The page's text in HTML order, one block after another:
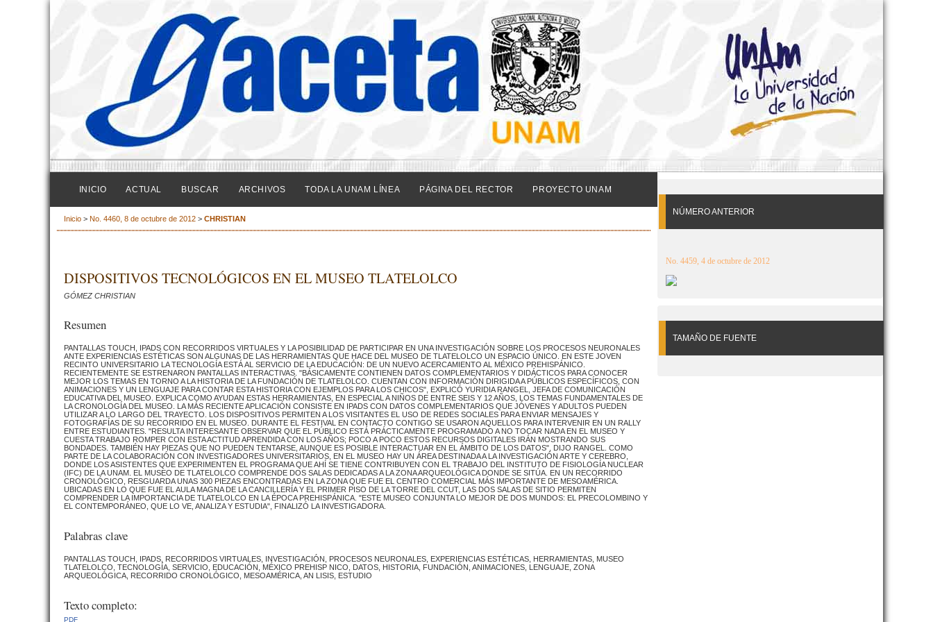
NÚMERO ANTERIOR
No. 4459, 4 de octubre de 2012
TAMAÑO DE FUENTE
INICIO ACTUAL BUSCAR ARCHIVOS TODA LA UNAM LÍNEA PÁGINA DEL RECTOR PROYECTO UNAM
Inicio > No. 4460, 8 de octubre de 2012 > CHRISTIAN
DISPOSITIVOS TECNOLÓGICOS EN EL MUSEO TLATELOLCO
GÓMEZ CHRISTIAN
Resumen
PANTALLAS TOUCH, IPADS CON RECORRIDOS VIRTUALES Y LA POSIBILIDAD DE PARTICIPAR EN UNA INVESTIGACIÓN SOBRE LOS PROCESOS NEURONALES
ANTE EXPERIENCIAS ESTÉTICAS SON ALGUNAS DE LAS HERRAMIENTAS QUE HACE DEL MUSEO DE TLATELOLCO UN ESPACIO ÚNICO. EN ESTE JOVEN
RECINTO UNIVERSITARIO LA TECNOLOGÍA ESTÁ AL SERVICIO DE LA EDUCACIÓN: DE UN NUEVO ACERCAMIENTO AL MÉXICO PREHISPÁNICO.
RECIENTEMENTE SE ESTRENARON PANTALLAS INTERACTIVAS. "BÁSICAMENTE CONTIENEN DATOS COMPLEMENTARIOS Y DIDÁCTICOS PARA CONOCER
MEJOR LOS TEMAS EN TORNO A LA HISTORIA DE LA FUNDACIÓN DE TLATELOLCO. CUENTAN CON INFORMACIÓN DIRIGIDA A PÚBLICOS ESPECÍFICOS, CON
ANIMACIONES Y UN LENGUAJE PARA CONTAR ESTA HISTORIA CON EJEMPLOS PARA LOS CHICOS", EXPLICÓ YURIDIA RANGEL, JEFA DE COMUNICACIÓN
EDUCATIVA DEL MUSEO. EXPLICA COMO AYUDAN ESTAS HERRAMIENTAS, EN ESPECIAL A NIÑOS DE ENTRE SEIS Y 12 AÑOS, LOS TEMAS FUNDAMENTALES DE
LA CRONOLOGÍA DEL MUSEO. LA MÁS RECIENTE APLICACIÓN CONSISTE EN IPADS CON DATOS COMPLEMENTARIOS QUE JÓVENES Y ADULTOS PUEDEN
UTILIZAR A LO LARGO DEL TRAYECTO. LOS DISPOSITIVOS PERMITEN A LOS VISITANTES EL USO DE REDES SOCIALES PARA ENVIAR MENSAJES Y
FOTOGRAFÍAS DE SU RECORRIDO EN EL MUSEO. DURANTE EL FESTIVAL EN CONTACTO CONTIGO SE USARON AQUELLOS PARA INTERVENIR EN UN RALLY
ENTRE ESTUDIANTES. "RESULTA INTERESANTE OBSERVAR QUE EL PÚBLICO ESTÁ PRÁCTICAMENTE PROGRAMADO A NO TOCAR NADA EN EL MUSEO Y
CUESTA TRABAJO ROMPER CON ESTA ACTITUD APRENDIDA CON LOS AÑOS; POCO A POCO ESTOS RECURSOS DIGITALES IRÁN MOSTRANDO SUS
BONDADES. TAMBIÉN HAY PIEZAS QUE NO PUEDEN TENTARSE, AUNQUE ES POSIBLE INTERACTUAR EN EL ÁMBITO DE LOS DATOS", DIJO RANGEL. COMO
PARTE DE LA COLABORACIÓN CON INVESTIGADORES UNIVERSITARIOS, EN EL MUSEO HAY UN ÁREA DESTINADA A LA INVESTIGACIÓN ARTE Y CEREBRO,
DONDE LOS ASISTENTES QUE EXPERIMENTEN EL PROGRAMA QUE AHÍ SE TIENE CONTRIBUYEN CON EL TRABAJO DEL INSTITUTO DE FISIOLOGÍA NUCLEAR
(IFC) DE LA UNAM. EL MUSEO DE TLATELOLCO COMPRENDE DOS SALAS DEDICADAS A LA ZONA ARQUEOLÓGICA DONDE SE SITÚA. EN UN RECORRIDO
CRONOLÓGICO, RESGUARDA UNAS 300 PIEZAS ENCONTRADAS EN LA ZONA QUE FUE EL CENTRO COMERCIAL MÁS IMPORTANTE DE MESOAMÉRICA.
UBICADAS EN LO QUE FUE EL AULA MAGNA DE LA CANCILLERÍA Y EL PRIMER PISO DE LA TORRE DEL CCUT, LAS DOS SALAS DE SITIO PERMITEN
COMPRENDER LA IMPORTANCIA DE TLATELOLCO EN LA ÉPOCA PREHISPÁNICA. "ESTE MUSEO CONJUNTA LO MEJOR DE DOS MUNDOS: EL PRECOLOMBINO Y
EL CONTEMPORÁNEO, QUE LO VE, ANALIZA Y ESTUDIA", FINALIZÓ LA INVESTIGADORA.
Palabras clave
PANTALLAS TOUCH, IPADS, RECORRIDOS VIRTUALES, INVESTIGACIÓN, PROCESOS NEURONALES, EXPERIENCIAS ESTÉTICAS, HERRAMIENTAS, MUSEO
TLATELOLCO, TECNOLOGÍA, SERVICIO, EDUCACIÓN, MÉXICO PREHISP NICO, DATOS, HISTORIA, FUNDACIÓN, ANIMACIONES, LENGUAJE, ZONA
ARQUEOLÓGICA, RECORRIDO CRONOLÓGICO, MESOAMÉRICA, AN LISIS, ESTUDIO
Texto completo:
PDF